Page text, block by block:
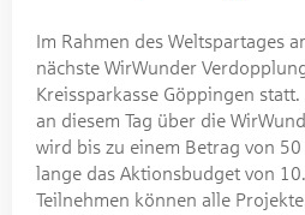
Im Rahmen des Weltspartages
nächste WirWunder
Kreissparkasse Göppingen
an diesem Tag über die
wird bis zu einem Betrag von
lange das Aktionsbudget von
Teilnehmen können alle